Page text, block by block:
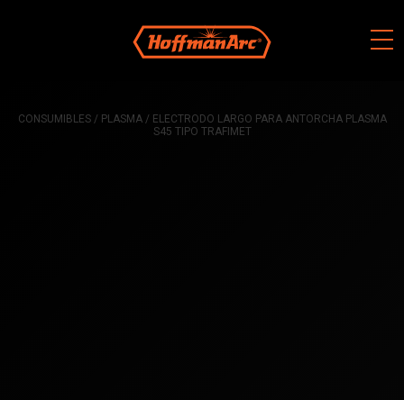
CONSUMIBLES/ PLASMA/ ELECTRODO LARGO PARA ANTORCHA PLASMA
S45 TIPO TRAFIMET